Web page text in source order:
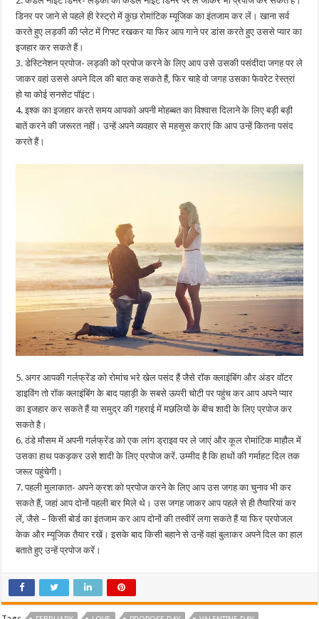
डिनर पर जाने से पहले ही रेस्ट्रो में कुछ रोमांटिक म्यूजिक का इंतजाम कर लें। खाना सर्व
करते हुए लड़की की प्लेट में गिफ्ट रखकर या फिर आप गाने पर डांस करते हुए उससे प्यार का
इजहार कर सकते हैं।
3. डेस्टिनेशन प्रपोज- लड़की को प्रपोज करने के लिए आप उसे उसकी पसंदीदा जगह पर ले
जाकर वहां उससे अपने दिल की बात कह सकते हैं, फिर चाहे वो जगह उसका फेवरेट रेस्त्रां
हो या कोई सनसेट पॉइंट।
4. इश्क का इजहार करते समय आपको अपनी मोहब्बत का विश्वास दिलाने के लिए बड़ी बड़ी
बातें करने की जरूरत नहीं। उन्हें अपने व्यवहार से महसूस कराएं कि आप उन्हें कितना पसंद
करते हैं।
5. अगर आपकी गर्लफ्रेंड को रोमांच भरे खेल पसंद हैं जैसे रॉक क्लाइंबिंग और अंडर वॉटर
डाइविंग तो रॉक क्लाइंबिंग के बाद पहाड़ी के सबसे ऊपरी चोटी पर पहुंच कर आप अपने प्यार
का इजहार कर सकते हैं या समुद्र की गहराई में मछलियों के बीच शादी के लिए प्रपोज कर
सकते है।
6. ठंडे मौसम में अपनी गर्लफ्रेंड को एक लांग ड्राइव पर ले जाएं और कूल रोमांटिक माहौल में
उसका हाथ पकड़कर उसे शादी के लिए प्रपोज करें. उम्मीद है कि हाथों की गर्माहट दिल तक
जरूर पहुंचेगी।
7. पहली मुलाकात- अपने क्रश को प्रपोज करने के लिए आप उस जगह का चुनाव भी कर
सकते हैं, जहां आप दोनों पहली बार मिले थे। उस जगह जाकर आप पहले से ही तैयारियां कर
लें, जैसे – किसी बोर्ड का इंतजाम कर आप दोनों की तस्वीरें लगा सकते हैं या फिर प्रपोजल
केक और म्यूजिक तैयार रखें। इसके बाद किसी बहाने से उन्हें वहां बुलाकर अपने दिल का हाल
बताते हुए उन्हें प्रपोज करें।